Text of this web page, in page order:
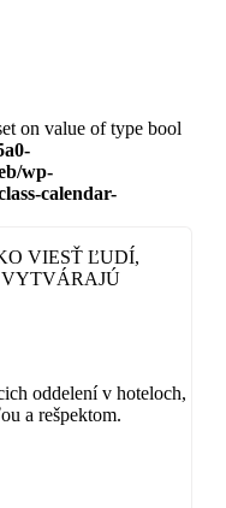
on value of type bool
wp-
calendar-
VIESŤ ĽUDÍ,
VYTVÁRAJÚ
oddelení v hoteloch,
a rešpektom.